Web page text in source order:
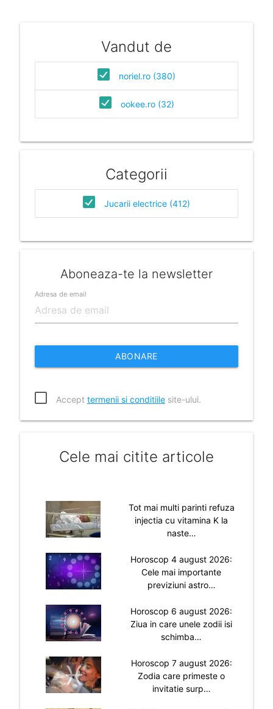
Vandut de
noriel.ro (380)
ookee.ro (32)
Categorii
Jucarii electrice (412)
Aboneaza-te la newsletter
Adresa de email
ABONARE
Accept termenii si conditiilesite-ului.
Cele mai citite articole
Tot mai multi parinti refuza
injectia cu vitamina K la
naste…
Horoscop 4 august 2026:
Cele mai importante
previziuni astro…
Horoscop 6 august 2026:
Ziua in care unele zodii isi
schimba…
Horoscop 7 august 2026:
Zodia care primeste o
invitatie surp…